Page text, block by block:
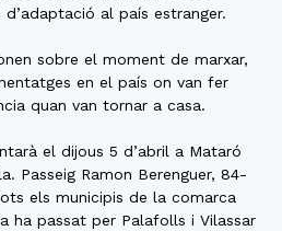
al país estranger.
sobre el moment de marxar,
en el país on van fer
quan van tornar a casa.
el dijous 5 d’abril a Mataró
Passeig Ramon Berenguer, 84-
els municipis de la comarca
ha passat per Palafolls i Vilassar